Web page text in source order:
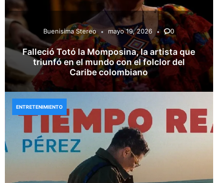
Buenisima Stereo mayo 19, 2026 0
Falleció Totó la Momposina, la artista que
triunfó en el mundo con el folclor del
Caribe colombiano
ENTRETENIMIENTO